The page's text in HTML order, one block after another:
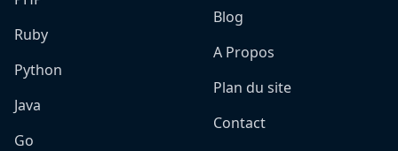
Ruby
Python
Java
Go
Blog
A Propos
Plan du site
Contact